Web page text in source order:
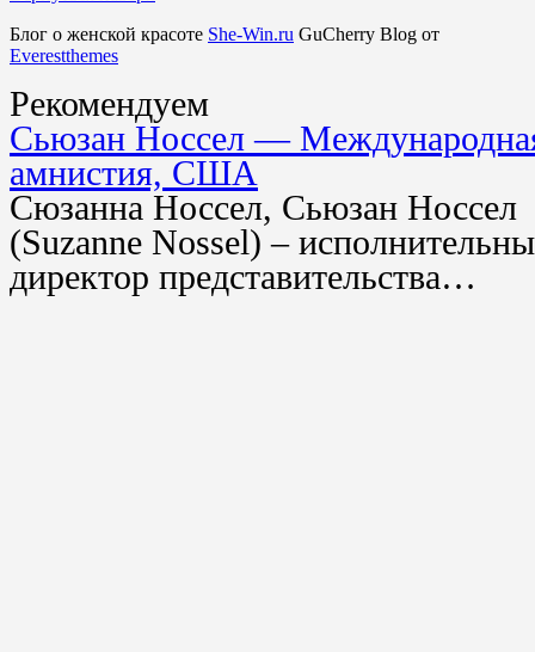
Блог о женской красоте She-Win.ru GuCherry Blog от
Everestthemes
Рекомендуем
Сьюзан Носсел —
амнистия, США
Сюзанна Носсел, Сьюзан Носсел
(Suzanne Nossel) –
директор представительства…